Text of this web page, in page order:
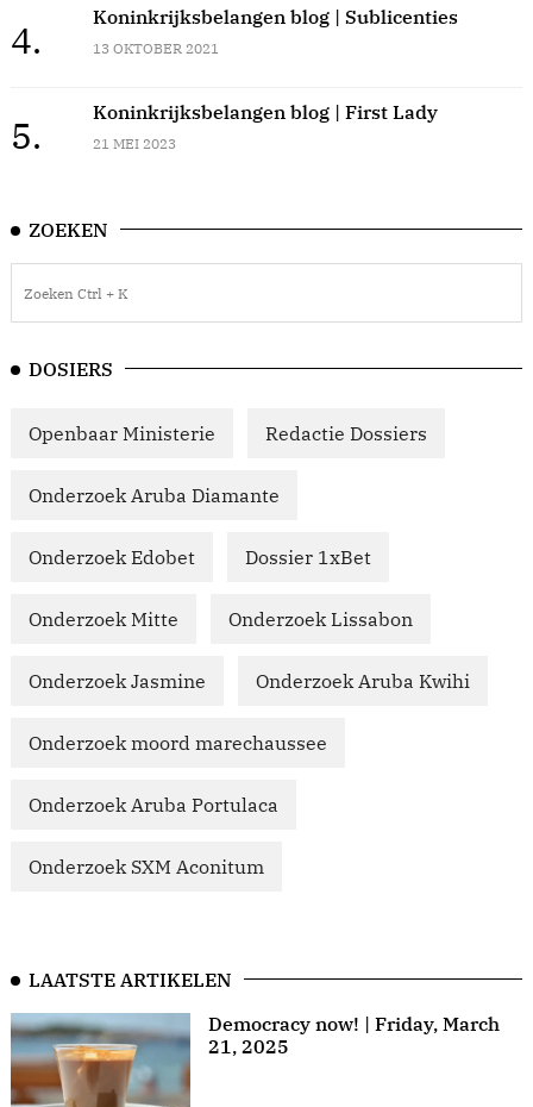
4.
Koninkrijksbelangen blog | Sublicenties
13 OKTOBER 2021
5.
Koninkrijksbelangen blog | First Lady
21 MEI 2023
ZOEKEN
DOSIERS
Openbaar Ministerie Redactie Dossiers
Onderzoek Aruba Diamante
Onderzoek Edobet Dossier 1xBet
Onderzoek Mitte Onderzoek Lissabon
Onderzoek Jasmine Onderzoek Aruba Kwihi
Onderzoek moord marechaussee
Onderzoek Aruba Portulaca
Onderzoek SXM Aconitum
LAATSTE ARTIKELEN
Democracy now! | Friday, March
21, 2025